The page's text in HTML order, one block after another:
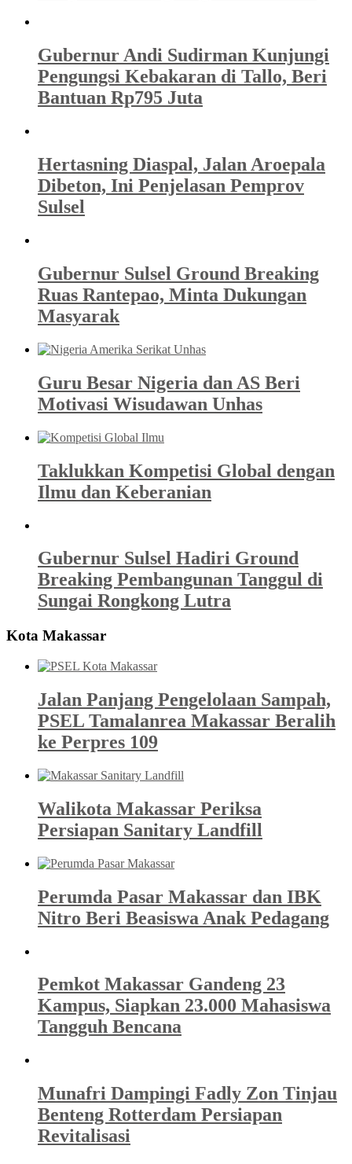
Gubernur Andi Sudirman Kunjungi
Pengungsi Kebakaran di Tallo, Beri
Bantuan Rp795 Juta
Hertasning Diaspal, Jalan Aroepala
Dibeton, Ini Penjelasan Pemprov
Sulsel
Gubernur Sulsel Ground Breaking
Ruas Rantepao, Minta Dukungan
Masyarak
Guru Besar Nigeria dan AS Beri
Motivasi Wisudawan Unhas
Taklukkan Kompetisi Global dengan
Ilmu dan Keberanian
Gubernur Sulsel Hadiri Ground
Breaking Pembangunan Tanggul di
Sungai Rongkong Lutra
Kota Makassar
Jalan Panjang Pengelolaan Sampah,
PSEL Tamalanrea Makassar Beralih
ke Perpres 109
Walikota Makassar Periksa
Persiapan Sanitary Landfill
Perumda Pasar Makassar dan IBK
Nitro Beri Beasiswa Anak Pedagang
Pemkot Makassar Gandeng 23
Kampus, Siapkan 23.000 Mahasiswa
Tangguh Bencana
Munafri Dampingi Fadly Zon Tinjau
Benteng Rotterdam Persiapan
Revitalisasi